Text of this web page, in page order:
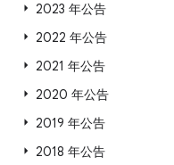
2023 年公告
2022 年公告
2021 年公告
2020 年公告
2019 年公告
2018 年公告